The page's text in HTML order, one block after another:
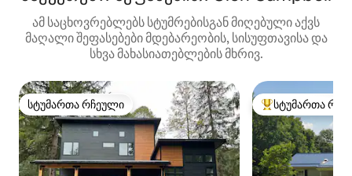
ამ საცხოვრებლებს სტუმრებისგან მიღებული აქვს
მაღალი შეფასებები მდებარეობის, სისუფთავისა და
სხვა მახასიათებლების მხრივ.
სტუმართა რჩეული
სტუმართა რჩეული სტუმართა
სტუმართა